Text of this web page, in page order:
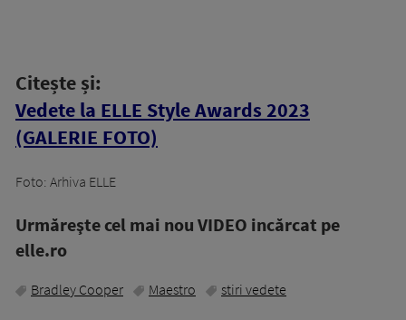
Citește și:
Vedete la ELLE Style Awards 2023
(GALERIE FOTO)
Foto: Arhiva ELLE
Urmăreşte cel mai nou VIDEO incărcat pe
elle.ro
Bradley Cooper Maestro stiri vedete